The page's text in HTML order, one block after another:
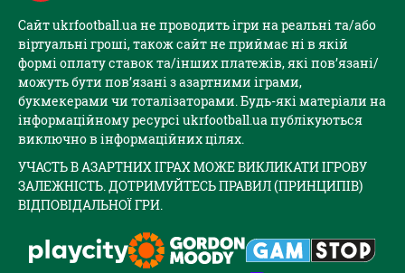
Сайт ukrfootball.ua не проводить ігри на реальні та/або
віртуальні гроші, також сайт не приймає ні в якій
формі оплату ставок та/інших платежів, які пов’язані/
можуть бути пов’язані з азартними іграми,
букмекерами чи тоталізаторами. Будь-які матеріали на
інформаційному ресурсі ukrfootball.ua публікуються
виключно в інформаційних цілях.
УЧАСТЬ В АЗАРТНИХ ІГРАХ МОЖЕ ВИКЛИКАТИ ІГРОВУ
ЗАЛЕЖНІСТЬ. ДОТРИМУЙТЕСЬ ПРАВИЛ (ПРИНЦИПІВ)
ВІДПОВІДАЛЬНОЇ ГРИ.